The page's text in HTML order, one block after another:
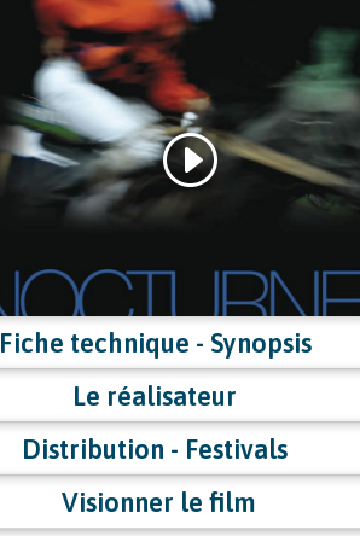
Fiche technique - Synopsis
Le réalisateur
Distribution - Festivals
Visionner le film